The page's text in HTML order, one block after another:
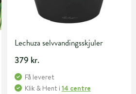
Lechuza selvvandingsskjuler
379 kr.
Få leveret
Klik & Hent i 14 centre